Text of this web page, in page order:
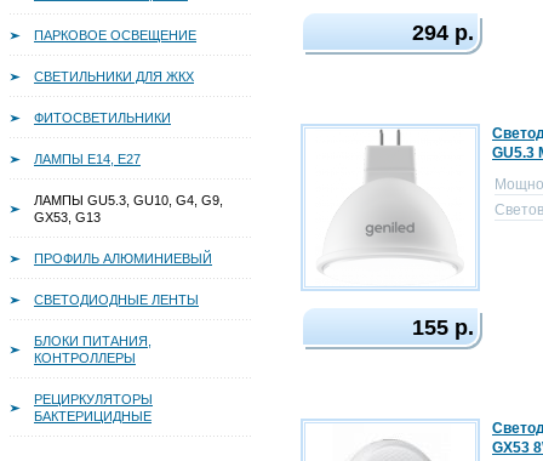
ПАРКОВОЕ ОСВЕЩЕНИЕ
СВЕТИЛЬНИКИ ДЛЯ ЖКХ
ФИТОСВЕТИЛЬНИКИ
ЛАМПЫ Е14, Е27
ЛАМПЫ GU5.3, GU10, G4, G9,
GX53, G13
ПРОФИЛЬ АЛЮМИНИЕВЫЙ
СВЕТОДИОДНЫЕ ЛЕНТЫ
БЛОКИ ПИТАНИЯ,
КОНТРОЛЛЕРЫ
РЕЦИРКУЛЯТОРЫ
БАКТЕРИЦИДНЫЕ
294 р.
GU5.3
155 р.
GX53